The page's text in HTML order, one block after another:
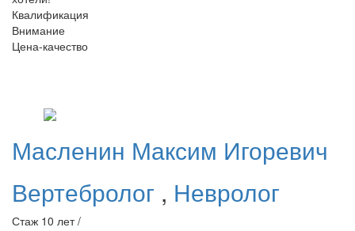
Квалификация
Внимание
Цена-качество
Масленин Максим Игоревич
Вертебролог , Невролог
Стаж 10 лет /